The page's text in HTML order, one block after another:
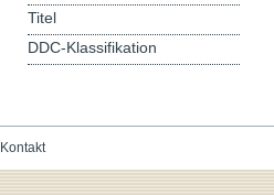
Titel
DDC-Klassifikation
Kontakt